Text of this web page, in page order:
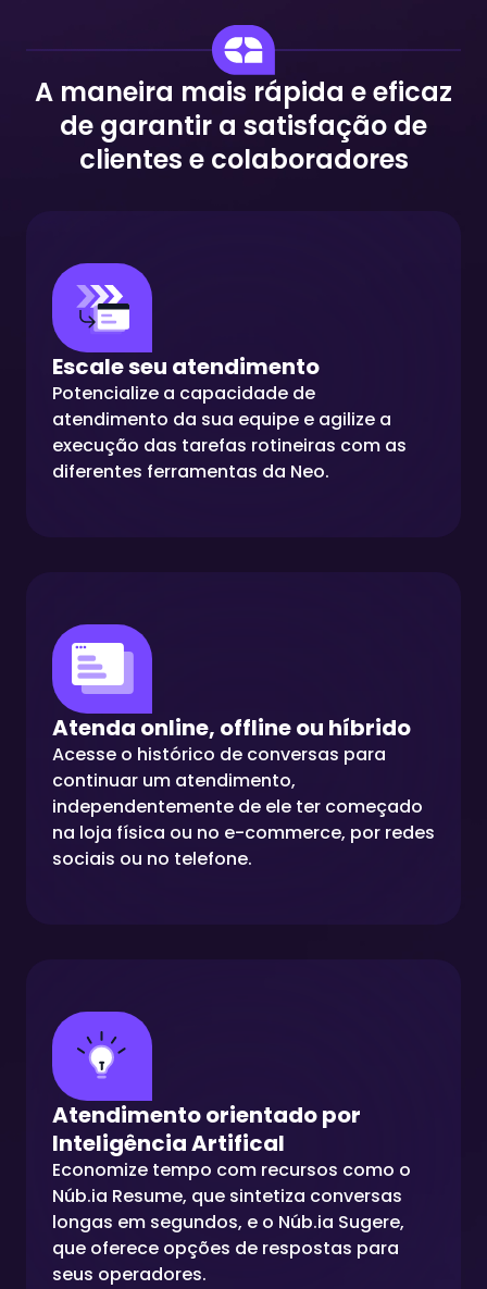
A maneira mais rápida e eficaz
de garantir a satisfação de
clientes e colaboradores
Escale seu atendimento
Potencialize a capacidade de
atendimento da sua equipe e agilize a
execução das tarefas rotineiras com as
diferentes ferramentas da Neo.
Atenda online, offline ou híbrido
Acesse o histórico de conversas para
continuar um atendimento,
independentemente de ele ter começado
na loja física ou no e-commerce, por redes
sociais ou no telefone.
Atendimento orientado por
Inteligência Artifical
Economize tempo com recursos como o
Núb.ia Resume, que sintetiza conversas
longas em segundos, e o Núb.ia Sugere,
que oferece opções de respostas para
seus operadores.